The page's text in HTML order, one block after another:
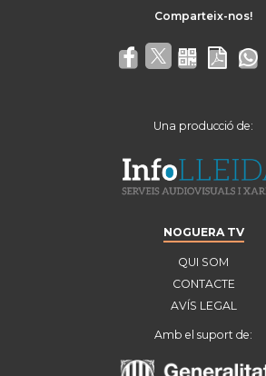
Una producció de:
NOGUERA TV
QUI SOM
CONTACTE
AVÍS LEGAL
Amb el suport de: